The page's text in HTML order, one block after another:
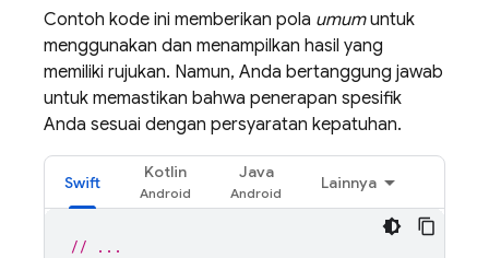
Contoh kode ini memberikan pola umumuntuk
menggunakan dan menampilkan hasil yang
memiliki rujukan. Namun, Anda bertanggung jawab
untuk memastikan bahwa penerapan spesifik
Anda sesuai dengan persyaratan kepatuhan.
Swift
Kotlin Java
Lainnya
// ...